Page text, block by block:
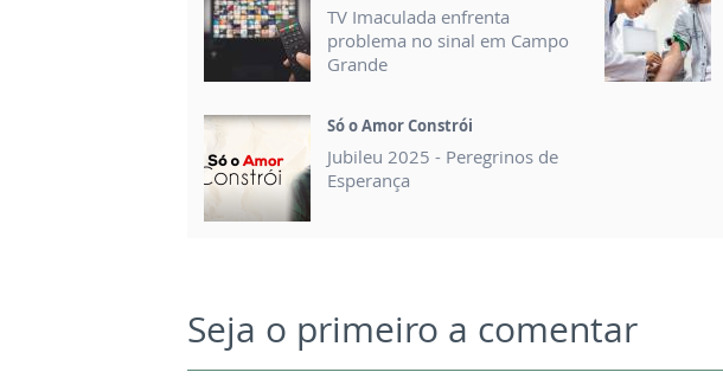
TV Imaculada enfrenta
problema no sinal em Campo
Grande
Só o Amor Constrói
Jubileu 2025 - Peregrinos de
Esperança
Seja o primeiro a comentar